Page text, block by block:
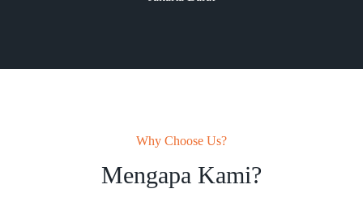
Why Choose Us?
Mengapa Kami?